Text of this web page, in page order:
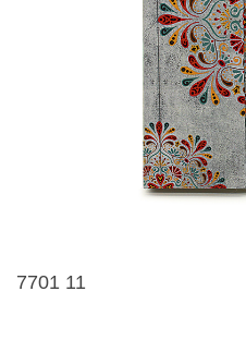
7701 11